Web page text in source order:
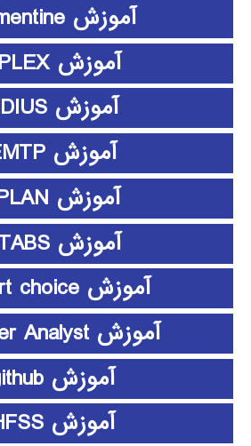
آموزش clementine
آموزش CPLEX
آموزش EDIUS
آموزش EMTP
آموزش ePLAN
آموزش ETABS
آموزش expert choice
آموزش Frontier Analyst
آموزش github
آموزش HFSS